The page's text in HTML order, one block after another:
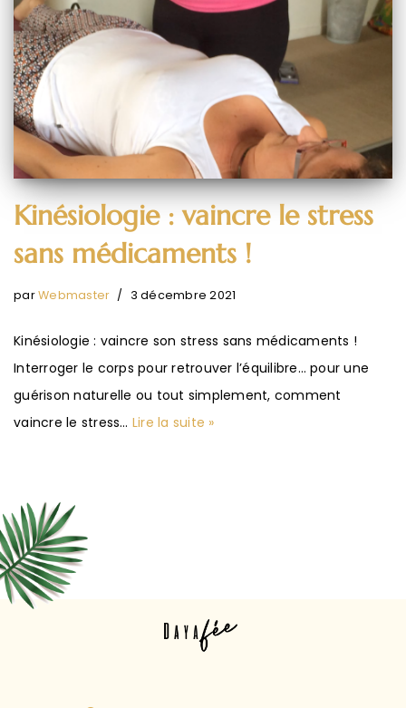
Kinésiologie : vaincre le stress
sans médicaments !
parWebmaster 3 décembre 2021
Kinésiologie : vaincre son stress sans médicaments !
Interroger le corps pour retrouver l’équilibre… pour une
guérison naturelle ou tout simplement, comment
vaincre le stress… Lire la suite »